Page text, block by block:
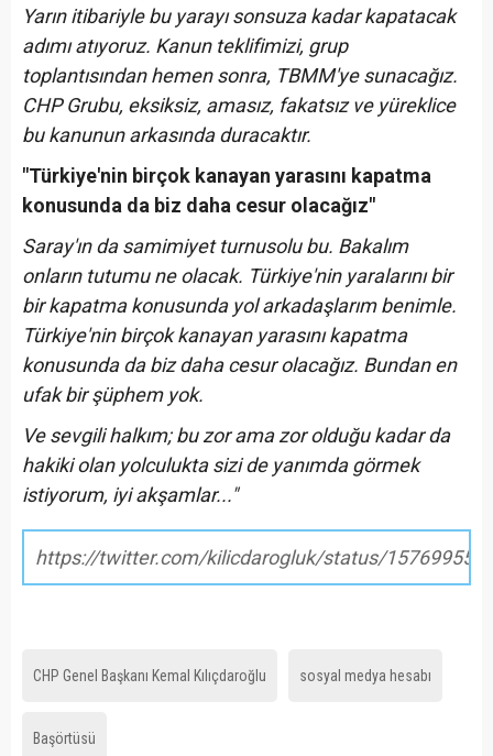
Yarın itibariyle bu yarayı sonsuza kadar kapatacak
adımı atıyoruz. Kanun teklifimizi, grup
toplantısından hemen sonra, TBMM'ye sunacağız.
CHP Grubu, eksiksiz, amasız, fakatsız ve yüreklice
bu kanunun arkasında duracaktır.
"Türkiye'nin birçok kanayan yarasını kapatma
konusunda da biz daha cesur olacağız"
Saray'ın da samimiyet turnusolu bu. Bakalım
onların tutumu ne olacak. Türkiye'nin yaralarını bir
bir kapatma konusunda yol arkadaşlarım benimle.
Türkiye'nin birçok kanayan yarasını kapatma
konusunda da biz daha cesur olacağız. Bundan en
ufak bir şüphem yok.
Ve sevgili halkım; bu zor ama zor olduğu kadar da
hakiki olan yolculukta sizi de yanımda görmek
istiyorum, iyi akşamlar..."
https://twitter.com/kilicdarogluk/status/
CHP Genel Başkanı Kemal Kılıçdaroğlu sosyal medya hesabı
Başörtüsü